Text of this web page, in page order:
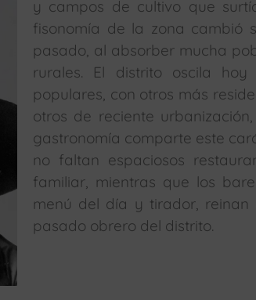
y campos de cultivo que
fisonomía de la zona cambió
pasado, al absorber mucha
rurales. El distrito oscila
populares, con otros más
otros de reciente
gastronomía comparte este
no faltan espaciosos
familiar, mientras que los
menú del día y tirador,
pasado obrero del distrito.